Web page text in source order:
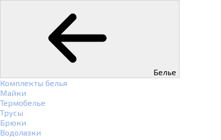
Белье
Комплекты белья
Майки
Термобелье
Трусы
Брюки
Водолазки